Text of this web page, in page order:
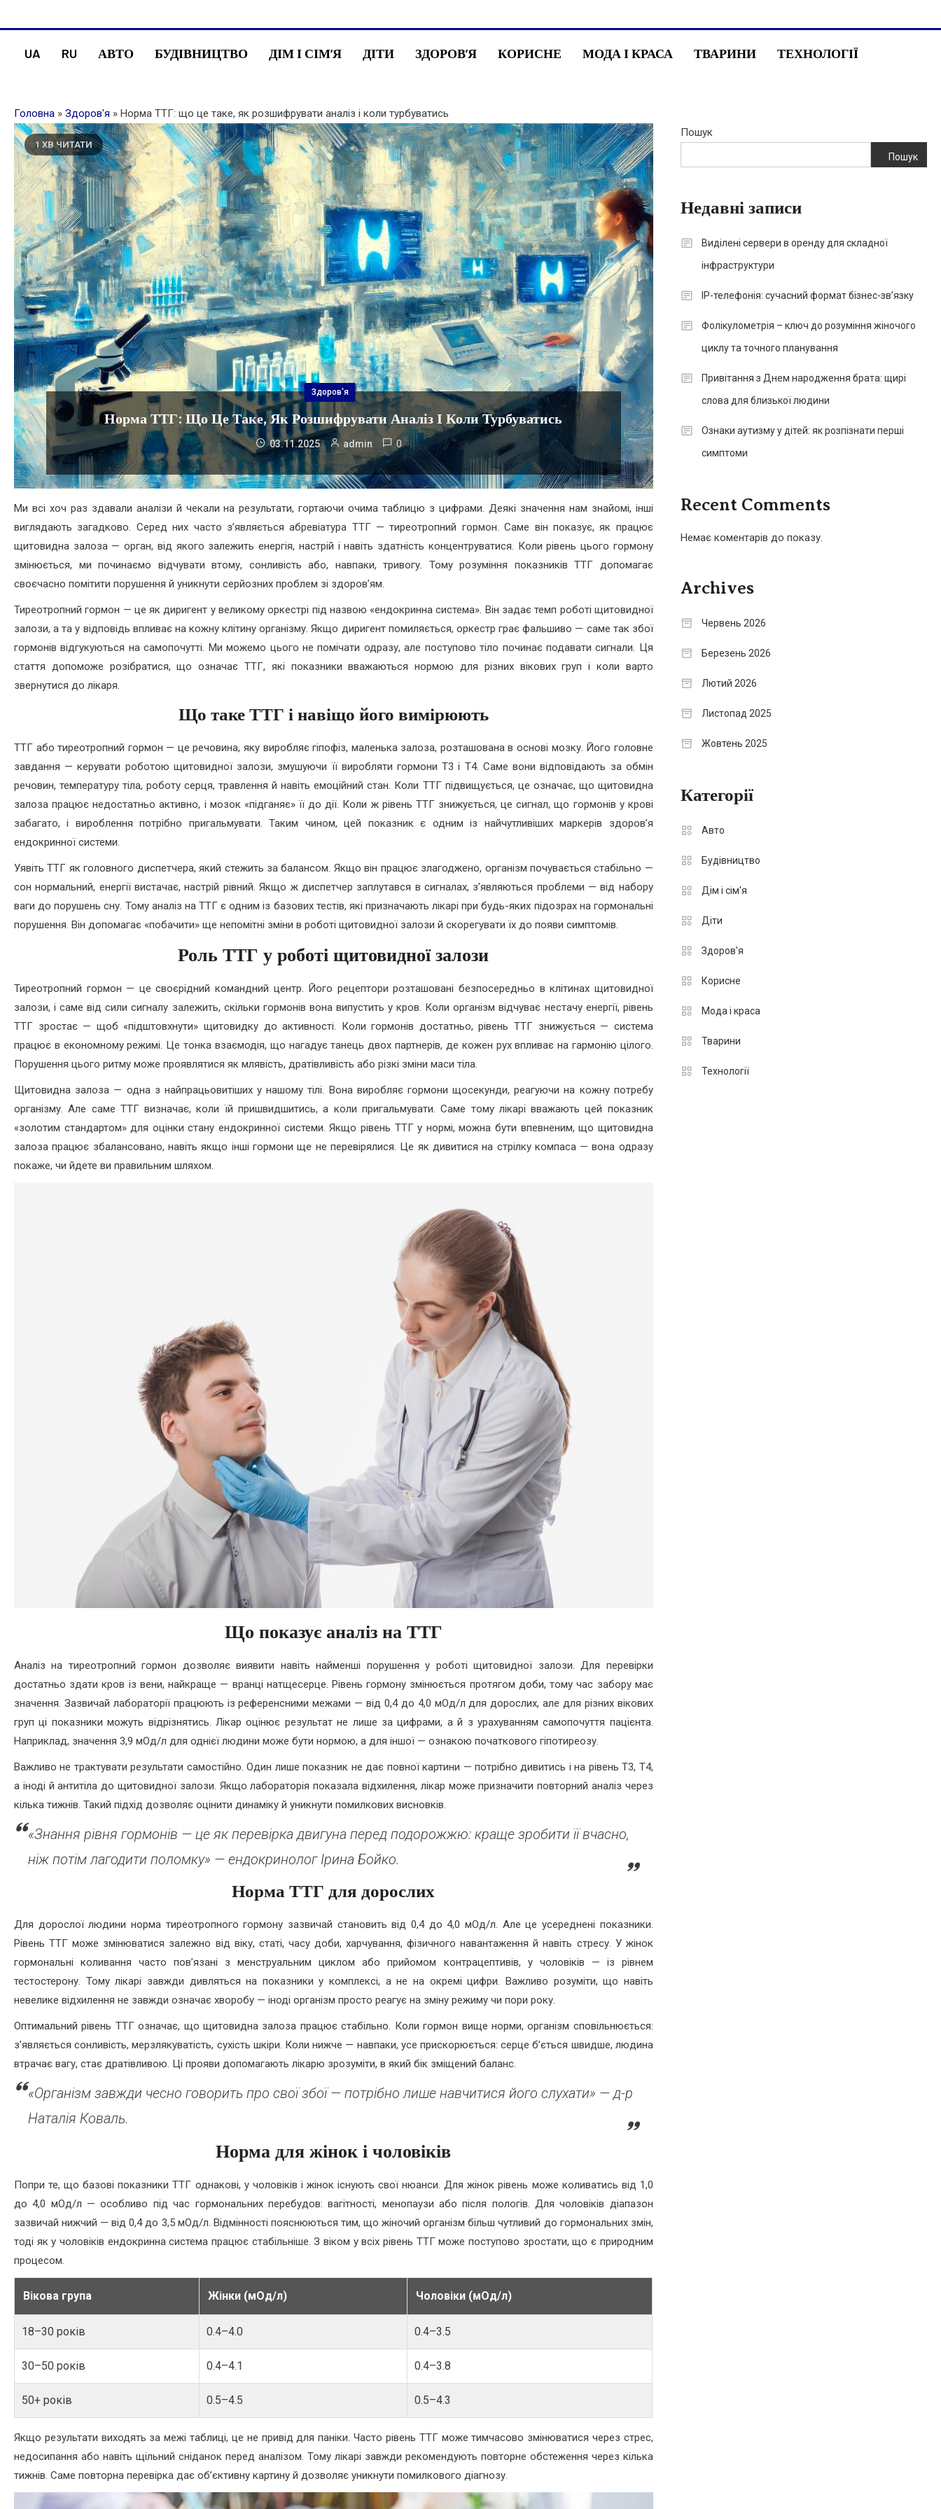
to administr-law.org.ua
UA RU АВТО БУДІВНИЦТВО ДІМ І СІМ’Я ДІТИ ЗДОРОВ’Я КОРИСНЕ МОДА І КРАСА ТВАРИНИ ТЕХНОЛОГІЇ
Головна » Здоров'я » Норма ТТГ: що це таке, як розшифрувати аналіз і коли турбуватись
1 ХВ ЧИТАТИ
Здоров'я
Норма ТТГ: Що Це Таке, Як Розшифрувати Аналіз І Коли Турбуватись
03.11.2025 admin 0
Ми всі хоч раз здавали аналізи й чекали на результати, гортаючи очима таблицю з цифрами. Деякі значення нам знайомі, інші
виглядають загадково. Серед них часто з’являється абревіатура ТТГ — тиреотропний гормон. Саме він показує, як працює
щитовидна залоза — орган, від якого залежить енергія, настрій і навіть здатність концентруватися. Коли рівень цього гормону
змінюється, ми починаємо відчувати втому, сонливість або, навпаки, тривогу. Тому розуміння показників ТТГ допомагає
своєчасно помітити порушення й уникнути серйозних проблем зі здоров’ям.
Тиреотропний гормон — це як диригент у великому оркестрі під назвою «ендокринна система». Він задає темп роботі щитовидної
залози, а та у відповідь впливає на кожну клітину організму. Якщо диригент помиляється, оркестр грає фальшиво — саме так збої
гормонів відгукуються на самопочутті. Ми можемо цього не помічати одразу, але поступово тіло починає подавати сигнали. Ця
стаття допоможе розібратися, що означає ТТГ, які показники вважаються нормою для різних вікових груп і коли варто
звернутися до лікаря.
Що таке ТТГ і навіщо його вимірюють
ТТГ або тиреотропний гормон — це речовина, яку виробляє гіпофіз, маленька залоза, розташована в основі мозку. Його головне
завдання — керувати роботою щитовидної залози, змушуючи її виробляти гормони Т3 і Т4. Саме вони відповідають за обмін
речовин, температуру тіла, роботу серця, травлення й навіть емоційний стан. Коли ТТГ підвищується, це означає, що щитовидна
залоза працює недостатньо активно, і мозок «підганяє» її до дії. Коли ж рівень ТТГ знижується, це сигнал, що гормонів у крові
забагато, і вироблення потрібно пригальмувати. Таким чином, цей показник є одним із найчутливіших маркерів здоров’я
ендокринної системи.
Уявіть ТТГ як головного диспетчера, який стежить за балансом. Якщо він працює злагоджено, організм почувається стабільно —
сон нормальний, енергії вистачає, настрій рівний. Якщо ж диспетчер заплутався в сигналах, з’являються проблеми — від набору
ваги до порушень сну. Тому аналіз на ТТГ є одним із базових тестів, які призначають лікарі при будь-яких підозрах на гормональні
порушення. Він допомагає «побачити» ще непомітні зміни в роботі щитовидної залози й скорегувати їх до появи симптомів.
Роль ТТГ у роботі щитовидної залози
Тиреотропний гормон — це своєрідний командний центр. Його рецептори розташовані безпосередньо в клітинах щитовидної
залози, і саме від сили сигналу залежить, скільки гормонів вона випустить у кров. Коли організм відчуває нестачу енергії, рівень
ТТГ зростає — щоб «підштовхнути» щитовидку до активності. Коли гормонів достатньо, рівень ТТГ знижується — система
працює в економному режимі. Це тонка взаємодія, що нагадує танець двох партнерів, де кожен рух впливає на гармонію цілого.
Порушення цього ритму може проявлятися як млявість, дратівливість або різкі зміни маси тіла.
Щитовидна залоза — одна з найпрацьовитіших у нашому тілі. Вона виробляє гормони щосекунди, реагуючи на кожну потребу
організму. Але саме ТТГ визначає, коли їй пришвидшитись, а коли пригальмувати. Саме тому лікарі вважають цей показник
«золотим стандартом» для оцінки стану ендокринної системи. Якщо рівень ТТГ у нормі, можна бути впевненим, що щитовидна
залоза працює збалансовано, навіть якщо інші гормони ще не перевірялися. Це як дивитися на стрілку компаса — вона одразу
покаже, чи йдете ви правильним шляхом.
Що показує аналіз на ТТГ
Аналіз на тиреотропний гормон дозволяє виявити навіть найменші порушення у роботі щитовидної залози. Для перевірки
достатньо здати кров із вени, найкраще — вранці натщесерце. Рівень гормону змінюється протягом доби, тому час забору має
значення. Зазвичай лабораторії працюють із референсними межами — від 0,4 до 4,0 мОд/л для дорослих, але для різних вікових
груп ці показники можуть відрізнятись. Лікар оцінює результат не лише за цифрами, а й з урахуванням самопочуття пацієнта.
Наприклад, значення 3,9 мОд/л для однієї людини може бути нормою, а для іншої — ознакою початкового гіпотиреозу.
Важливо не трактувати результати самостійно. Один лише показник не дає повної картини — потрібно дивитись і на рівень Т3, Т4,
а іноді й антитіла до щитовидної залози. Якщо лабораторія показала відхилення, лікар може призначити повторний аналіз через
кілька тижнів. Такий підхід дозволяє оцінити динаміку й уникнути помилкових висновків.
«Знання рівня гормонів — це як перевірка двигуна перед подорожжю: краще зробити її вчасно,
ніж потім лагодити поломку» — ендокринолог Ірина Бойко.
Норма ТТГ для дорослих
Для дорослої людини норма тиреотропного гормону зазвичай становить від 0,4 до 4,0 мОд/л. Але це усереднені показники.
Рівень ТТГ може змінюватися залежно від віку, статі, часу доби, харчування, фізичного навантаження й навіть стресу. У жінок
гормональні коливання часто пов’язані з менструальним циклом або прийомом контрацептивів, у чоловіків — із рівнем
тестостерону. Тому лікарі завжди дивляться на показники у комплексі, а не на окремі цифри. Важливо розуміти, що навіть
невелике відхилення не завжди означає хворобу — іноді організм просто реагує на зміну режиму чи пори року.
Оптимальний рівень ТТГ означає, що щитовидна залоза працює стабільно. Коли гормон вище норми, організм сповільнюється:
з’являється сонливість, мерзлякуватість, сухість шкіри. Коли нижче — навпаки, усе прискорюється: серце б’ється швидше, людина
втрачає вагу, стає дратівливою. Ці прояви допомагають лікарю зрозуміти, в який бік зміщений баланс.
«Організм завжди чесно говорить про свої збої — потрібно лише навчитися його слухати» — д-р
Наталія Коваль.
Норма для жінок і чоловіків
Попри те, що базові показники ТТГ однакові, у чоловіків і жінок існують свої нюанси. Для жінок рівень може коливатись від 1,0
до 4,0 мОд/л — особливо під час гормональних перебудов: вагітності, менопаузи або після пологів. Для чоловіків діапазон
зазвичай нижчий — від 0,4 до 3,5 мОд/л. Відмінності пояснюються тим, що жіночий організм більш чутливий до гормональних змін,
тоді як у чоловіків ендокринна система працює стабільніше. З віком у всіх рівень ТТГ може поступово зростати, що є природним
процесом.
Вікова група Жінки (мОд/л) Чоловіки (мОд/л)
18–30 років 0.4–4.0 0.4–3.5
30–50 років 0.4–4.1 0.4–3.8
50+ років 0.5–4.5 0.5–4.3
Якщо результати виходять за межі таблиці, це не привід для паніки. Часто рівень ТТГ може тимчасово змінюватися через стрес,
недосипання або навіть щільний сніданок перед аналізом. Тому лікарі завжди рекомендують повторне обстеження через кілька
тижнів. Саме повторна перевірка дає об’єктивну картину й дозволяє уникнути помилкового діагнозу.
Пошук
Пошук
Недавні записи
Виділені сервери в оренду для складної
інфраструктури
IP-телефонія: сучасний формат бізнес-зв’язку
Фолікулометрія – ключ до розуміння жіночого
циклу та точного планування
Привітання з Днем народження брата: щирі
слова для близької людини
Ознаки аутизму у дітей: як розпізнати перші
симптоми
Recent Comments
Немає коментарів до показу.
Archives
Червень 2026
Березень 2026
Лютий 2026
Листопад 2025
Жовтень 2025
Категорії
Авто
Будівництво
Дім і сім'я
Діти
Здоров'я
Корисне
Мода і краса
Тварини
Технології